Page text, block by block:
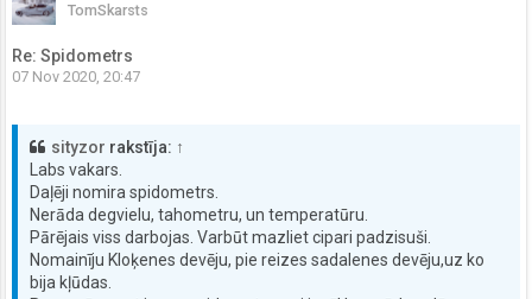
TomSkarsts
Re: Spidometrs
07 Nov 2020, 20:47
sityzor rakstīja: ↑
Labs vakars.
Daļēji nomira spidometrs.
Nerāda degvielu, tahometru, un temperatūru.
Pārējais viss darbojas. Varbūt mazliet cipari padzisuši.
Nomainīju Kloķenes devēju, pie reizes sadalenes devēju,uz ko
bija kļūdas.